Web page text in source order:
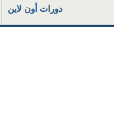
دورات أون لاين